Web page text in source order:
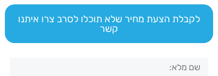
לקבלת הצעת מחיר שלא תוכלו לסרב צרו איתנו
קשר